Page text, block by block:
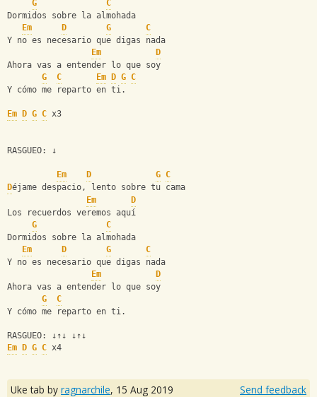
G
C
Dormidos sobre la almohada
Em
D G
C
Y no es necesario que digas nada
Em
D
Ahora vas a entender lo que soy
G
C Em D G C
Y cómo me reparto en ti.
Em D G C x3
RASGUEO: ↓
Em D G C
Déjame despacio, lento sobre tu cama
Em
D
Los recuerdos veremos aquí
G
C
Dormidos sobre la almohada
Em
D G
C
Y no es necesario que digas nada
Em
D
Ahora vas a entender lo que soy
G
C
Y cómo me reparto en ti.
RASGUEO: ↓↑↓ ↓↑↓
Em
D G C x4
Uke tab by ragnarchile, 15 Aug 2019 Send feedback